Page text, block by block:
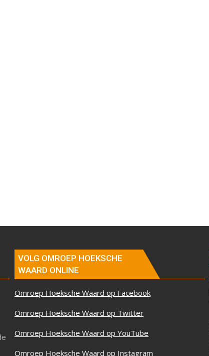
VOLG OMROEP HOEKSCHE
WAARD ONLINE
Omroep Hoeksche Waard op Facebook
Omroep Hoeksche Waard op Twitter
Omroep Hoeksche Waard op YouTube
Omroep Hoeksche Waard op Instagram